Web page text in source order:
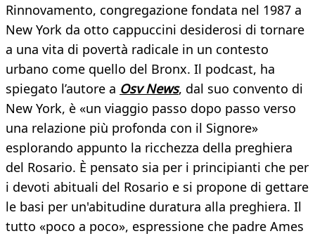
Rinnovamento, congregazione fondata nel 1987 a
New York da otto cappuccini desiderosi di tornare
a una vita di povertà radicale in un contesto
urbano come quello del Bronx. Il podcast, ha
spiegato l’autore a Osv News, dal suo convento di
New York, è «un viaggio passo dopo passo verso
una relazione più profonda con il Signore»
esplorando appunto la ricchezza della preghiera
del Rosario. È pensato sia per i principianti che per
i devoti abituali del Rosario e si propone di gettare
le basi per un'abitudine duratura alla preghiera. Il
tutto «poco a poco», espressione che padre Ames